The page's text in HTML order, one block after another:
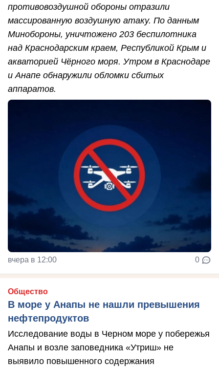
противовоздушной обороны отразили
массированную воздушную атаку. По данным
Минобороны, уничтожено 203 беспилотника
над Краснодарским краем, Республикой Крым и
акваторией Чёрного моря. Утром в Краснодаре
и Анапе обнаружили обломки сбитых
аппаратов.
вчера в 12:00 0
Общество
В море у Анапы не нашли превышения
нефтепродуктов
Исследование воды в Черном море у побережья
Анапы и возле заповедника «Утриш» не
выявило повышенного содержания